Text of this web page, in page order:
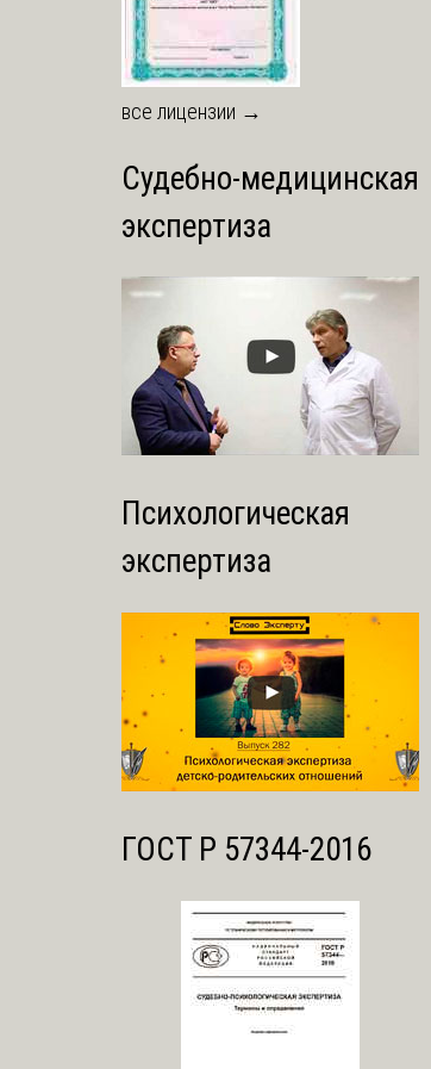
все лицензии →
Судебно-медицинская
экспертиза
Психологическая
экспертиза
ГОСТ Р 57344-2016